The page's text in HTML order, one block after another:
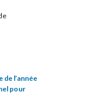
l’année
pour